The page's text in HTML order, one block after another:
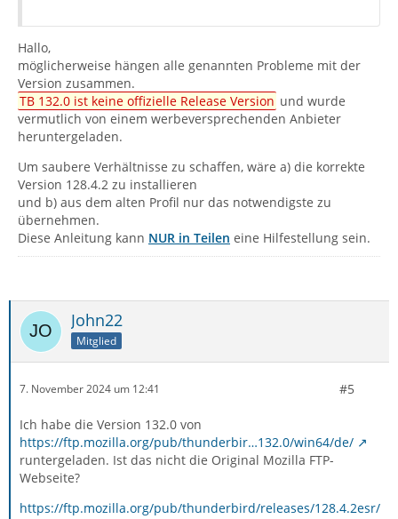
Hallo,
möglicherweise hängen alle genannten Probleme mit der
Version zusammen.
TB 132.0 ist keine offizielle Release Version und wurde
vermutlich von einem werbeversprechenden Anbieter
heruntergeladen.
Um saubere Verhältnisse zu schaffen, wäre a) die korrekte
Version 128.4.2 zu installieren
und b) aus dem alten Profil nur das notwendigste zu
übernehmen.
Diese Anleitung kann NUR in Teilen eine Hilfestellung sein.
John22
Mitglied
7. November 2024 um 12:41 #5
Ich habe die Version 132.0 von
https://ftp.mozilla.org/pub/thunderbir…132.0/win64/de/
runtergeladen. Ist das nicht die Original Mozilla FTP-
Webseite?
https://ftp.mozilla.org/pub/thunderbird/releases/128.4.2esr/